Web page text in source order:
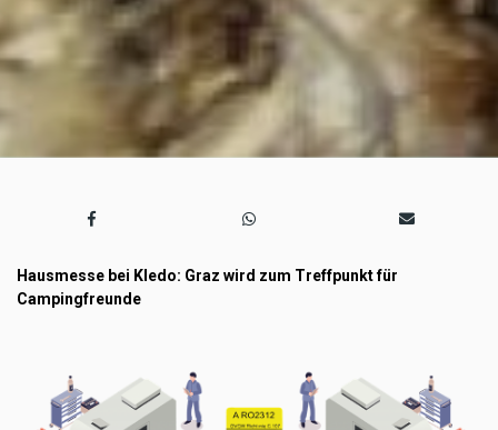
Hausmesse bei Kledo: Graz wird zum Treffpunkt für
Campingfreunde